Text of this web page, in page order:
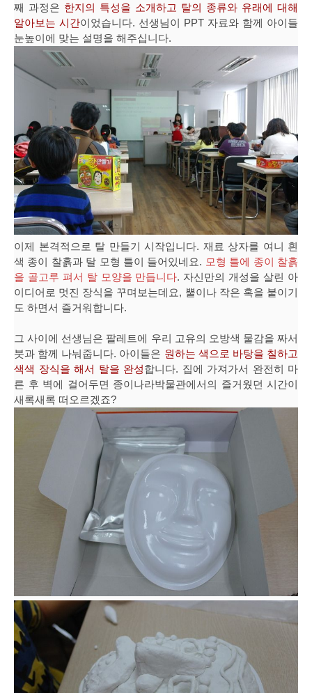
째 과정은 한지의 특성을 소개하고 탈의 종류와 유래에 대해
알아보는 시간이었습니다. 선생님이 PPT 자료와 함께 아이들
눈높이에 맞는 설명을 해주십니다.
이제 본격적으로 탈 만들기 시작입니다. 재료 상자를 여니 흰
색 종이 찰흙과 탈 모형 틀이 들어있네요. 모형 틀에 종이 찰흙
을 골고루 펴서 탈 모양을 만듭니다. 자신만의 개성을 살린 아
이디어로 멋진 장식을 꾸며보는데요, 뿔이나 작은 혹을 붙이기
도 하면서 즐거워합니다.
그 사이에 선생님은 팔레트에 우리 고유의 오방색 물감을 짜서
붓과 함께 나눠줍니다. 아이들은 원하는 색으로 바탕을 칠하고
색색 장식을 해서 탈을 완성합니다. 집에 가져가서 완전히 마
른 후 벽에 걸어두면 종이나라박물관에서의 즐거웠던 시간이
새록새록 떠오르겠죠?